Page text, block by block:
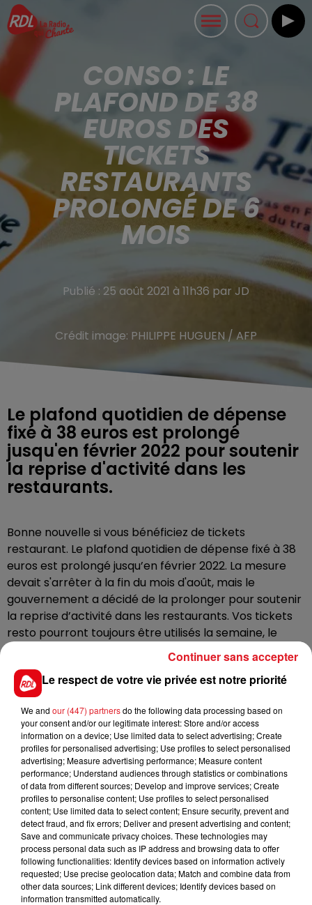
CONSO : LE
PLAFOND DE 38
EUROS DES
TICKETS
RESTAURANTS
PROLONGÉ DE 6
MOIS
Publié : 25 août 2021 à 11h36 par JD
Crédit image: PHILIPPE HUGUEN / AFP
Le plafond quotidien de dépense
fixé à 38 euros est prolongé
jusqu'en février 2022 pour soutenir
la reprise d'activité dans les
restaurants.
Bonne nouvelle si vous bénéficiez de tickets
restaurant. Le plafond quotidien de dépense fixé à 38
euros est prolongé jusqu’en février 2022. La mesure
devait s'arrêter à la fin du mois d'août, mais le
gouvernement a décidé de la prolonger pour soutenir
la reprise d’activité dans les restaurants. Vos tickets
resto pourront toujours être utilisés la semaine, le
week end et les jours fériés. En revanche, la limite est
toujours fixée à 19 euros dans les magasins.
Attention, par contre, pour les tickets restaurant
datant de 2020. Vous n'avez plus que quelques jours
pour les utiliser, leur validité prend fin mardi 31 août.
FIL D'ACTUS
Le respect de votre vie privée est notre priorité
We and our (447) partnersdo the following data processing based on
your consent and/or our legitimate interest: Store and/or access
information on a device; Use limited data to select advertising; Create
profiles for personalised advertising; Use profiles to select personalised
advertising; Measure advertising performance; Measure content
performance; Understand audiences through statistics or combinations
of data from different sources; Develop and improve services; Create
profiles to personalise content; Use profiles to select personalised
content; Use limited data to select content; Ensure security, prevent and
detect fraud, and fix errors; Deliver and present advertising and content;
Save and communicate privacy choices. These technologies may
process personal data such as IP address and browsing data to offer
following functionalities: Identify devices based on information actively
requested; Use precise geolocation data; Match and combine data from
other data sources; Link different devices; Identify devices based on
information transmitted automatically.
Continuer sans accepter